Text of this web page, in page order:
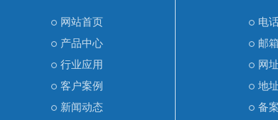
网站首页
产品中心
行业应用
客户案例
新闻动态
电
邮
网
地
备